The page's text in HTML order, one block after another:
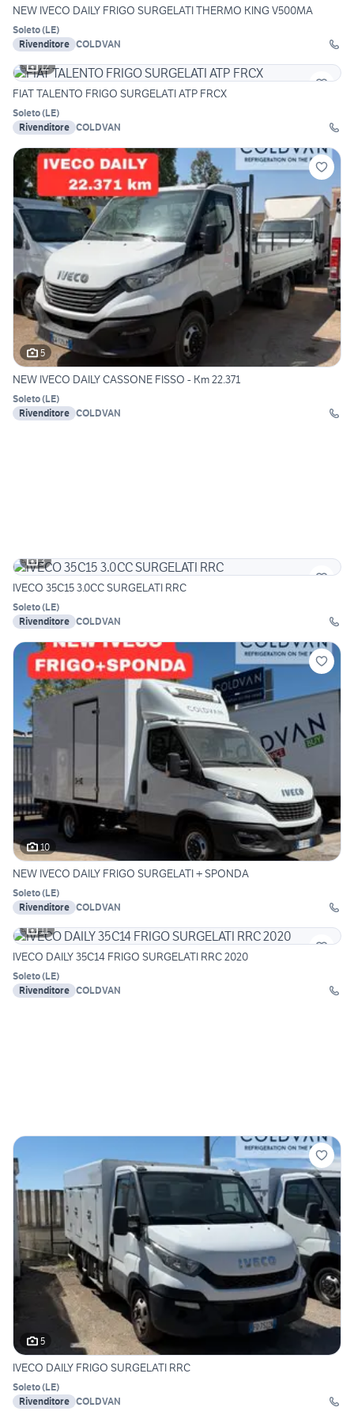
NEW IVECO DAILY FRIGO SURGELATI THERMO KING V500MA
Soleto(LE)
Rivenditore COLDVAN
12
FIAT TALENTO FRIGO SURGELATI ATP FRCX
Soleto(LE)
Rivenditore COLDVAN
5
NEW IVECO DAILY CASSONE FISSO - Km 22.371
Soleto(LE)
Rivenditore COLDVAN
3
IVECO 35C15 3.0CC SURGELATI RRC
Soleto(LE)
Rivenditore COLDVAN
10
NEW IVECO DAILY FRIGO SURGELATI + SPONDA
Soleto(LE)
Rivenditore COLDVAN
11
IVECO DAILY 35C14 FRIGO SURGELATI RRC 2020
Soleto(LE)
Rivenditore COLDVAN
5
IVECO DAILY FRIGO SURGELATI RRC
Soleto(LE)
Rivenditore COLDVAN